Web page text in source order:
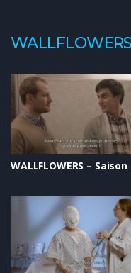
WALLFLOWERS – Saison